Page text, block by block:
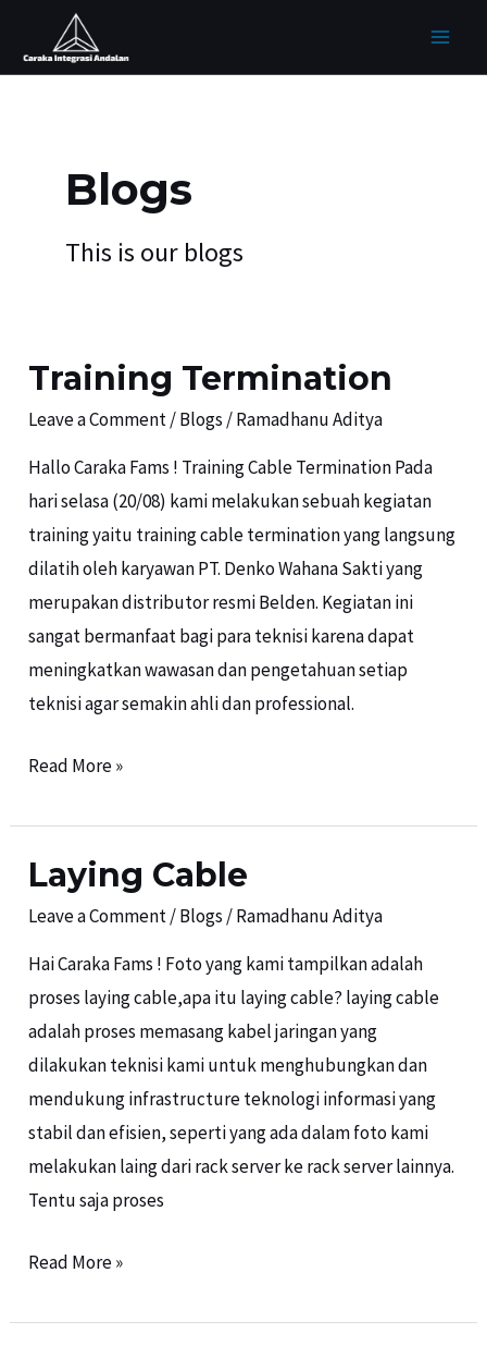
content
MAIN
Blogs
This is our blogs
Training Termination
Leave a Comment/Blogs /Ramadhanu Aditya
Hallo Caraka Fams ! Training Cable Termination Pada
hari selasa (20/08) kami melakukan sebuah kegiatan
training yaitu training cable termination yang langsung
dilatih oleh karyawan PT. Denko Wahana Sakti yang
merupakan distributor resmi Belden. Kegiatan ini
sangat bermanfaat bagi para teknisi karena dapat
meningkatkan wawasan dan pengetahuan setiap
teknisi agar semakin ahli dan professional.
Training
Read More »
Laying Cable
Leave a Comment/Blogs /Ramadhanu Aditya
Hai Caraka Fams ! Foto yang kami tampilkan adalah
proses laying cable,apa itu laying cable? laying cable
adalah proses memasang kabel jaringan yang
dilakukan teknisi kami untuk menghubungkan dan
mendukung infrastructure teknologi informasi yang
stabil dan efisien, seperti yang ada dalam foto kami
melakukan laing dari rack server ke rack server lainnya.
Tentu saja proses
Laying
Read More »